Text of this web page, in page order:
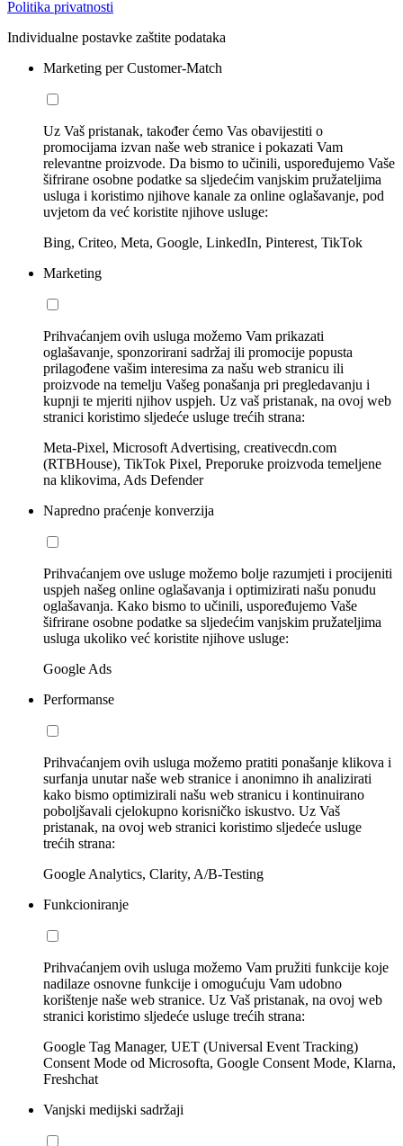
Politika privatnosti
Individualne postavke zaštite podataka
Marketing per Customer-Match
Uz Vaš pristanak, također ćemo Vas obavijestiti o
promocijama izvan naše web stranice i pokazati Vam
relevantne proizvode. Da bismo to učinili, uspoređujemo Vaše
šifrirane osobne podatke sa sljedećim vanjskim pružateljima
usluga i koristimo njihove kanale za online oglašavanje, pod
uvjetom da već koristite njihove usluge:
Bing, Criteo, Meta, Google, LinkedIn, Pinterest, TikTok
Marketing
Prihvaćanjem ovih usluga možemo Vam prikazati
oglašavanje, sponzorirani sadržaj ili promocije popusta
prilagođene vašim interesima za našu web stranicu ili
proizvode na temelju Vašeg ponašanja pri pregledavanju i
kupnji te mjeriti njihov uspjeh. Uz vaš pristanak, na ovoj web
stranici koristimo sljedeće usluge trećih strana:
Meta-Pixel, Microsoft Advertising, creativecdn.com
(RTBHouse), TikTok Pixel, Preporuke proizvoda temeljene
na klikovima, Ads Defender
Napredno praćenje konverzija
Prihvaćanjem ove usluge možemo bolje razumjeti i procijeniti
uspjeh našeg online oglašavanja i optimizirati našu ponudu
oglašavanja. Kako bismo to učinili, uspoređujemo Vaše
šifrirane osobne podatke sa sljedećim vanjskim pružateljima
usluga ukoliko već koristite njihove usluge:
Google Ads
Performanse
Prihvaćanjem ovih usluga možemo pratiti ponašanje klikova i
surfanja unutar naše web stranice i anonimno ih analizirati
kako bismo optimizirali našu web stranicu i kontinuirano
poboljšavali cjelokupno korisničko iskustvo. Uz Vaš
pristanak, na ovoj web stranici koristimo sljedeće usluge
trećih strana:
Google Analytics, Clarity, A/B-Testing
Funkcioniranje
Prihvaćanjem ovih usluga možemo Vam pružiti funkcije koje
nadilaze osnovne funkcije i omogućuju Vam udobno
korištenje naše web stranice. Uz Vaš pristanak, na ovoj web
stranici koristimo sljedeće usluge trećih strana:
Google Tag Manager, UET (Universal Event Tracking)
Consent Mode od Microsofta, Google Consent Mode, Klarna,
Freshchat
Vanjski medijski sadržaji